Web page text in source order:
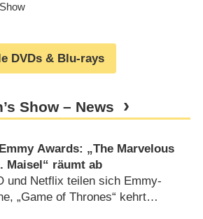
DVDs & Blu-rays
Show – News
Awards: „The Marvelous
Maisel“ räumt ab
und Netflix teilen sich Emmy-
„Game of Thrones“ kehrt